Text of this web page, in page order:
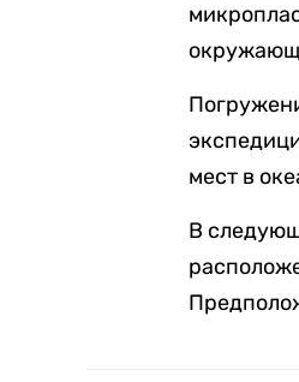
мест в
В